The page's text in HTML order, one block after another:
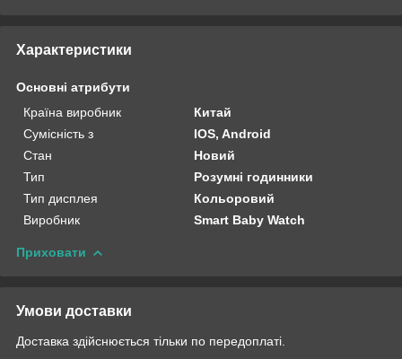
Характеристики
Основні атрибути
Країна виробник
Китай
Сумісність з
IOS, Android
Стан
Новий
Тип
Розумні годинники
Тип дисплея
Кольоровий
Виробник
Smart Baby Watch
Приховати
Умови доставки
Доставка здійснюється тільки по передоплаті.